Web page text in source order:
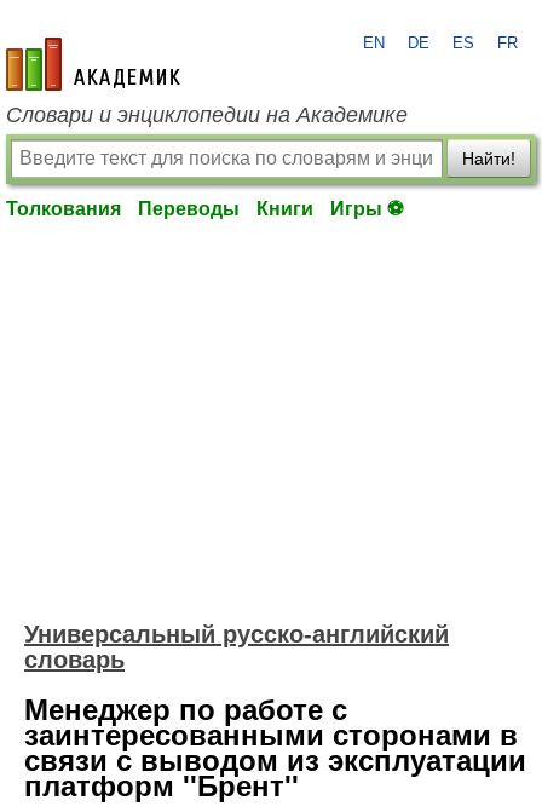
academic.ru
EN DE ES FR
Словари и энциклопедии на Академике
Найти!
Толкования Переводы Книги Игры ⚽
Универсальный русско-английский
словарь
Менеджер по работе с
заинтересованными сторонами в
связи с выводом из эксплуатации
платформ ''Брент''